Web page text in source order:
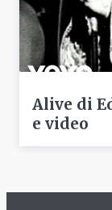
Alive di
e video